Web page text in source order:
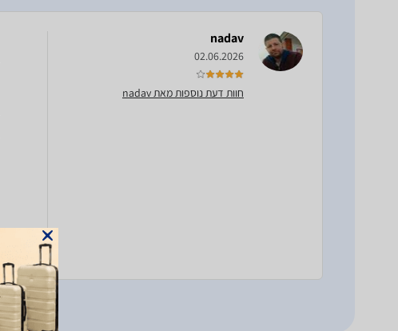
nadav
02.06.2026
חוות דעת נוספות מאת nadav